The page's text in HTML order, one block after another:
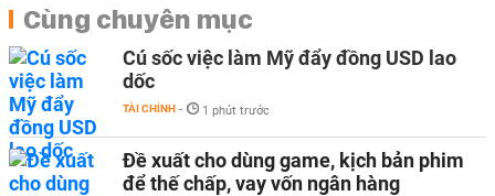
Cùng chuyên mục
Cú sốc việc làm Mỹ đẩy đồng USD lao
dốc
TÀI CHÍNH - 1 phút trước
Đề xuất cho dùng game, kịch bản phim
để thế chấp, vay vốn ngân hàng